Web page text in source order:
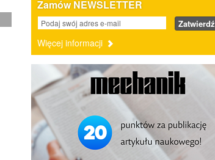
Zamów NEWSLETTER
Zatwierdź
Więcej informacji